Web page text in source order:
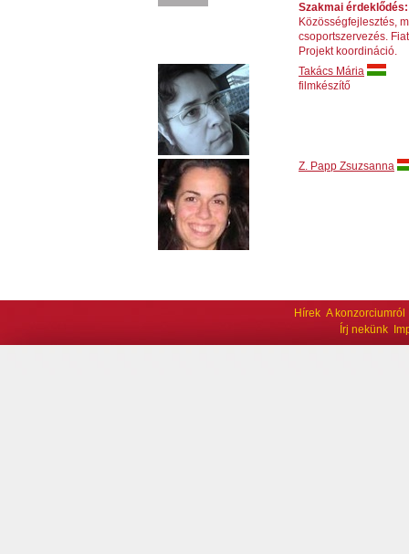
Szakmai érdeklődés:
Közösségfejlesztés,
csoportszervezés.
Projekt koordináció.
Takács Mária
filmkészítő
Z. Papp Zsuzsanna
Hírek A konzorciumról
Írj nekünk